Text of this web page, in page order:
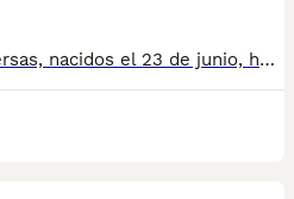
Nueva camada de gatos persas, nacidos el 23 de junio, hembra ojos azules, macho. Se entregan vacunados desparacitado y con cartilla veterinaria. Para mas información por wasap al 610704512. Se recojen en jaen.